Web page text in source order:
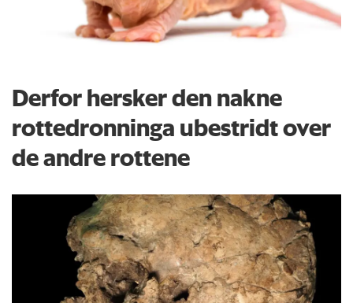
Derfor hersker den nakne
rottedronninga ubestridt over
de andre rottene